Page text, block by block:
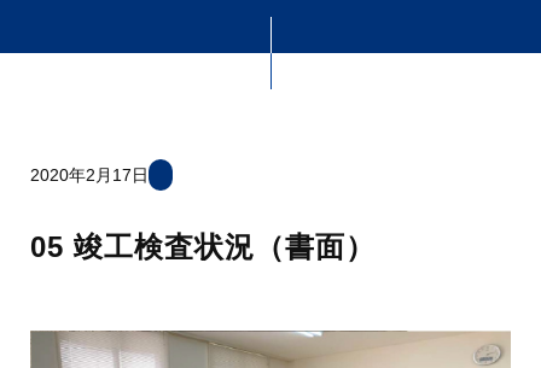
2020年2月17日
05 竣工検査状況（書面）